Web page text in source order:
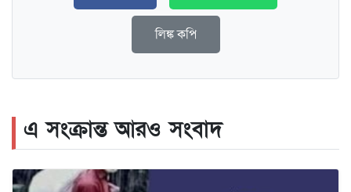
লিঙ্ক কপি
এ সংক্রান্ত আরও সংবাদ